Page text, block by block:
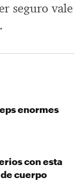
seguro vale
enormes
con esta
cuerpo